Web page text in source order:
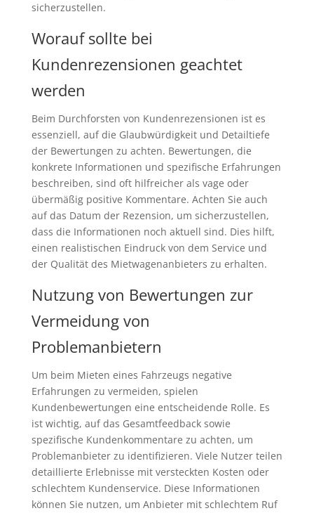
sicherzustellen.
Worauf sollte bei
Kundenrezensionen geachtet
werden
Beim Durchforsten von Kundenrezensionen ist es
essenziell, auf die Glaubwürdigkeit und Detailtiefe
der Bewertungen zu achten. Bewertungen, die
konkrete Informationen und spezifische Erfahrungen
beschreiben, sind oft hilfreicher als vage oder
übermäßig positive Kommentare. Achten Sie auch
auf das Datum der Rezension, um sicherzustellen,
dass die Informationen noch aktuell sind. Dies hilft,
einen realistischen Eindruck von dem Service und
der Qualität des Mietwagenanbieters zu erhalten.
Nutzung von Bewertungen zur
Vermeidung von
Problemanbietern
Um beim Mieten eines Fahrzeugs negative
Erfahrungen zu vermeiden, spielen
Kundenbewertungen eine entscheidende Rolle. Es
ist wichtig, auf das Gesamtfeedback sowie
spezifische Kundenkommentare zu achten, um
Problemanbieter zu identifizieren. Viele Nutzer teilen
detaillierte Erlebnisse mit versteckten Kosten oder
schlechtem Kundenservice. Diese Informationen
können Sie nutzen, um Anbieter mit schlechtem Ruf